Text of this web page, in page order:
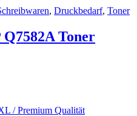
, Druckbedarf, Toner
Toner
/ Premium Qualität